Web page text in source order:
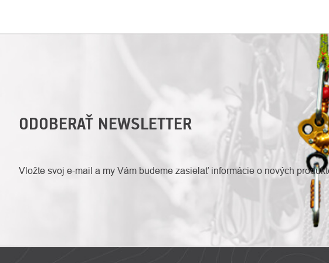
ODOBERAŤ NEWSLETTER
Vložte svoj e-mail a my Vám budeme zasielať informácie o nových